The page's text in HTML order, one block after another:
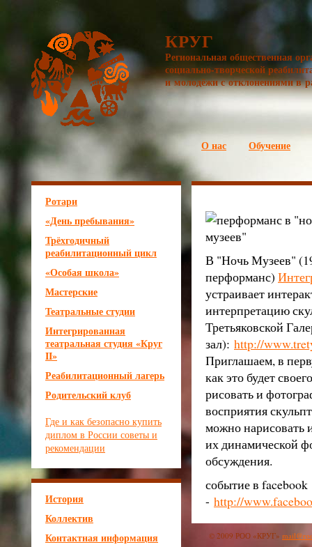
КРУГ
Региональная общественная
социально-творческой
и молодёжи с отклонениями в
О нас Обучение
Ротари
«День пребывания»
Трёхгодичный
реабилитационный цикл
«Особая школа»
Мастерские
Театральные студии
Интегрированная
театральная студия «Круг
II»
Реабилитационный лагерь
Родительский клуб
Где и как безопасно купить
диплом в России советы и
рекомендации
История
Коллектив
Контактная информация
В "Ночь Музеев"
перформанс)
устраивает
интерпретацию
Третьяковской
зал): http://
Приглашаем, в
как это будет
рисовать и
восприятия
можно нарисовать
их динамической
обсуждения.
событие в facebook
- http://
© 2009 РОО «КРУГ»